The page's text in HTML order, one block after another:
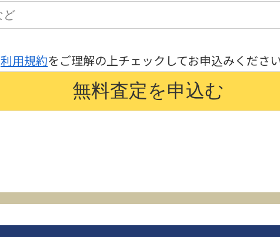
利用規約をご理解の上チェックしてお申込みくださ